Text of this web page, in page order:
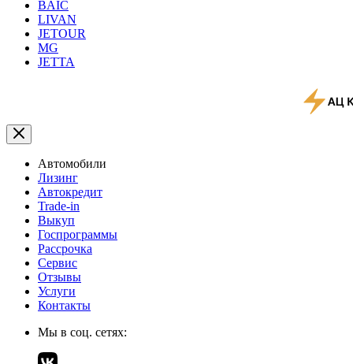
BAIC
LIVAN
JETOUR
MG
JETTA
Автомобили
Лизинг
Автокредит
Trade-in
Выкуп
Госпрограммы
Рассрочка
Сервис
Отзывы
Услуги
Контакты
Мы в соц. сетях: